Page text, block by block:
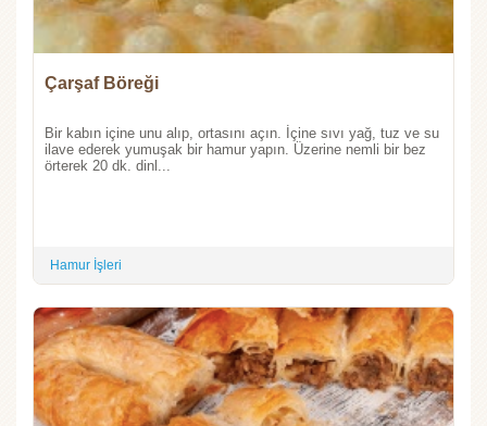
Çarşaf Böreği
Bir kabın içine unu alıp, ortasını açın. İçine sıvı yağ, tuz ve su
ilave ederek yumuşak bir hamur yapın. Üzerine nemli bir bez
örterek 20 dk. dinl...
Hamur İşleri